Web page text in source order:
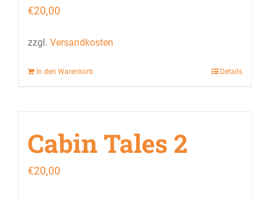
€20,00
zzgl. Versandkosten
In den Warenkorb Details
Cabin Tales 2
€20,00